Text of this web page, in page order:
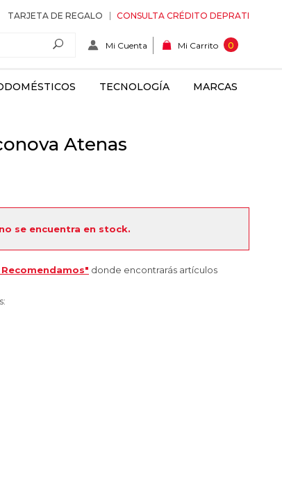
TARJETA DE REGALO CONSULTA CRÉDITO DEPRATI
Mi Cuenta Mi Carrito 0
TECNOLOGÍA MARCAS
Atenas
se encuentra en stock.
Recomendamos" donde encontrarás artículos